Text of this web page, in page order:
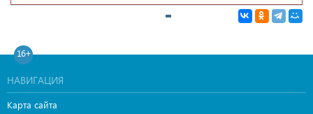
16+
НАВИГАЦИЯ
Карта сайта